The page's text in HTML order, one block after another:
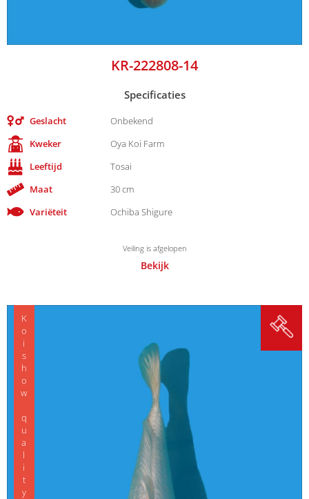
KR-222808-14
Specificaties
Geslacht
Onbekend
Kweker
Oya Koi Farm
Leeftijd
Tosai
Maat
30 cm
Variëteit
Ochiba Shigure
Veiling is afgelopen
Bekijk
Koishow quality